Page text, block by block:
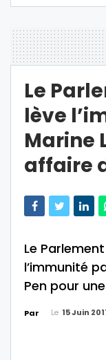
Le
lève
Marine
affaire
Le
l’immunité
Pen pour
Par Le 15 Juin